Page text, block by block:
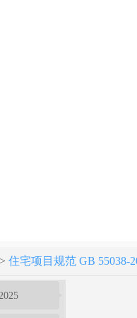
> 住宅项目规范 GB 55038-